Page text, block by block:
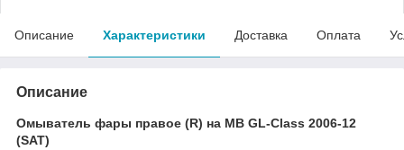
Описание Характеристики Доставка Оплата
Описание
Омыватель фары правое (R) на MB GL-Class 2006-12
(SAT)